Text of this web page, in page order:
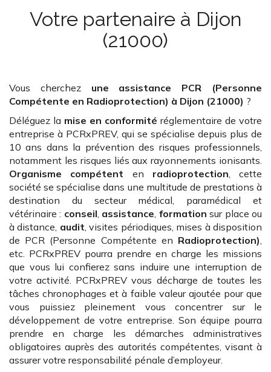
Votre partenaire à Dijon
(21000)
Vous cherchez
une assistance PCR (Personne
Compétente en Radioprotection) à Dijon (21000) ?
Déléguez la mise en conformité réglementaire de votre
entreprise à PCRxPREV, qui se spécialise depuis plus de
10 ans dans la prévention des risques professionnels,
notamment les risques liés aux rayonnements ionisants.
Organisme compétent en radioprotection , cette
société se spécialise dans une multitude de prestations à
destination du secteur médical, paramédical et
vétérinaire : conseil assistance formation sur place ou
à distance, audit , visites périodiques, mises à disposition
de PCR (Personne Compétente en Radioprotection)
etc. PCRxPREV pourra prendre en charge les missions
que vous lui confierez sans induire une interruption de
votre activité. PCRxPREV vous décharge de toutes les
tâches chronophages et à faible valeur ajoutée pour que
vous puissiez pleinement vous concentrer sur le
développement de votre entreprise. Son équipe pourra
prendre en charge les démarches administratives
obligatoires auprès des autorités compétentes, visant à
assurer votre responsabilité pénale d’employeur.